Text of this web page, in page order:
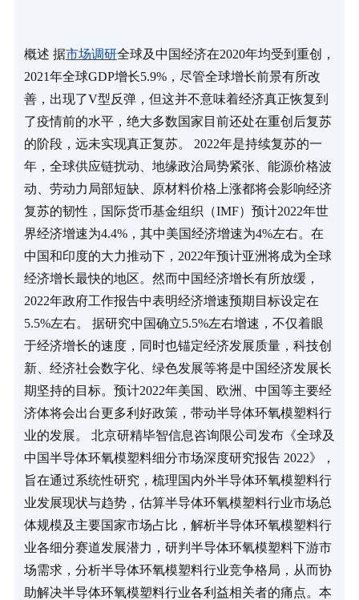
概述 据市场调研全球及中国经济在2020年均受到重创，
2021年全球GDP增长5.9%，尽管全球增长前景有所改
善，出现了V型反弹，但这并不意味着经济真正恢复到
了疫情前的水平，绝大多数国家目前还处在重创后复苏
的阶段，远未实现真正复苏。 2022年是持续复苏的一
年，全球供应链扰动、地缘政治局势紧张、能源价格波
动、劳动力局部短缺、原材料价格上涨都将会影响经济
复苏的韧性，国际货币基金组织（IMF）预计2022年世
界经济增速为4.4%，其中美国经济增速为4%左右。在
中国和印度的大力推动下，2022年预计亚洲将成为全球
经济增长最快的地区。然而中国经济增长有所放缓，
2022年政府工作报告中表明经济增速预期目标设定在
5.5%左右。 据研究中国确立5.5%左右增速，不仅着眼
于经济增长的速度，同时也锚定经济发展质量，科技创
新、经济社会数字化、绿色发展等将是中国经济发展长
期坚持的目标。预计2022年美国、欧洲、中国等主要经
济体将会出台更多利好政策，带动半导体环氧模塑料行
业的发展。 北京研精毕智信息咨询限公司发布《全球及
中国半导体环氧模塑料细分市场深度研究报告 2022》，
旨在通过系统性研究，梳理国内外半导体环氧模塑料行
业发展现状与趋势，估算半导体环氧模塑料行业市场总
体规模及主要国家市场占比，解析半导体环氧模塑料行
业各细分赛道发展潜力，研判半导体环氧模塑料下游市
场需求，分析半导体环氧模塑料行业竞争格局，从而协
助解决半导体环氧模塑料行业各利益相关者的痛点。本